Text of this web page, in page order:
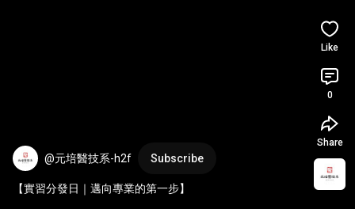
@元培醫技系-h2f Subscribe
【實習分發日｜邁向專業的第一步】
Like
0
Share